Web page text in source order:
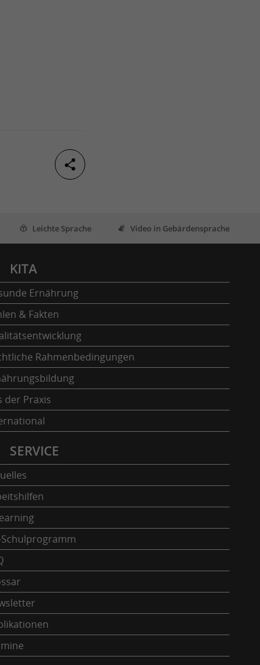
Leichte Sprache Video in Gebärdensprache
KITA
Ernährung
& Fakten
Rahmenbedingungen
der Praxis
SERVICE
Schulprogramm